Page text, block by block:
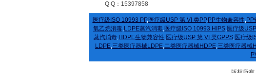
Q Q：15397858
医疗级ISO 10993 PP,医疗级USP 第 VI 类PP,PP生物兼容性,PP
氧乙烷消毒,LDPE蒸汽消毒,医疗级ISO 10993 HIPS,医疗级
蒸汽消毒,HDPE生物兼容性,医疗级USP 第 VI 类GPPS,医疗级
LDPE,三类医疗器械LDPE,二类医疗器械HDPE,三类医疗器械